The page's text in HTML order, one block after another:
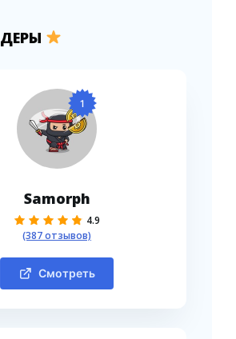
1
Samorph
4.9
(387 отзывов)
Смотреть